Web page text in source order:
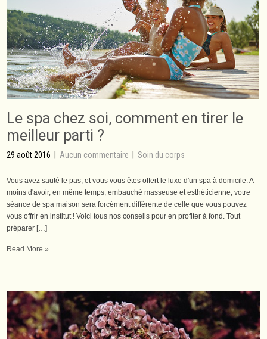
Le spa chez soi, comment en tirer le
meilleur parti ?
29 août 2016 |Aucun commentaire |Soin du corps
Vous avez sauté le pas, et vous vous êtes offert le luxe d'un spa à domicile. A
moins d'avoir, en même temps, embauché masseuse et esthéticienne, votre
séance de spa maison sera forcément différente de celle que vous pouvez
vous offrir en institut ! Voici tous nos conseils pour en profiter à fond. Tout
préparer […]
Read More »